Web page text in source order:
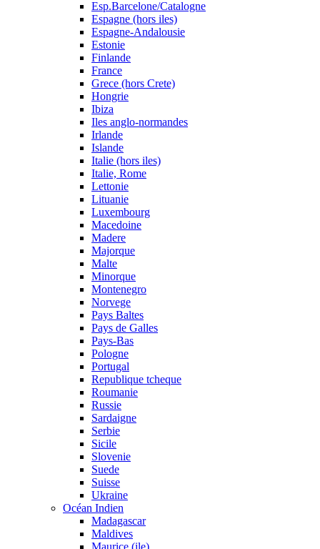
Esp.Barcelone/Catalogne
Espagne (hors iles)
Espagne-Andalousie
Estonie
Finlande
France
Grece (hors Crete)
Hongrie
Ibiza
Iles anglo-normandes
Irlande
Islande
Italie (hors iles)
Italie, Rome
Lettonie
Lituanie
Luxembourg
Macedoine
Madere
Majorque
Malte
Minorque
Montenegro
Norvege
Pays Baltes
Pays de Galles
Pays-Bas
Pologne
Portugal
Republique tcheque
Roumanie
Russie
Sardaigne
Serbie
Sicile
Slovenie
Suede
Suisse
Ukraine
Océan Indien
Madagascar
Maldives
Maurice (ile)